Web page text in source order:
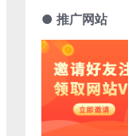
● 推广网站